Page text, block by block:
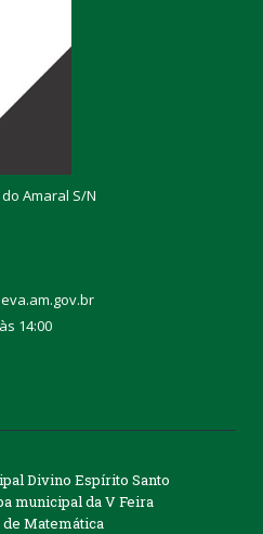
Amaral S/N
14:00
Divino Espírito Santo
municipal da V Feira
Matemática